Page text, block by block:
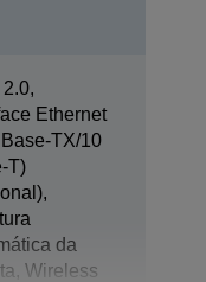
Ethernet
TX/10
T)
da
Wireless